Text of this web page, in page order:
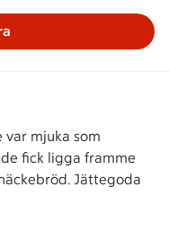
var mjuka som
fick ligga framme
Jättegoda